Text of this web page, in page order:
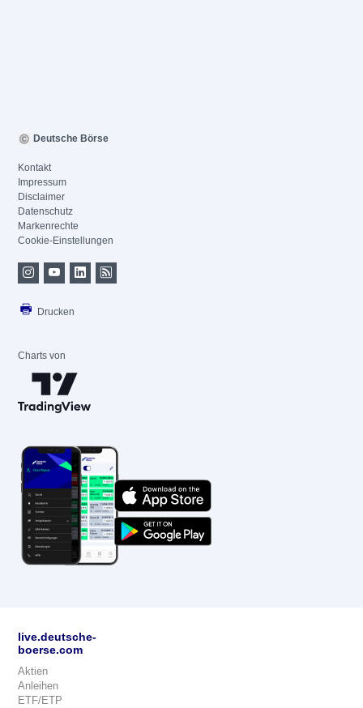
Deutsche Börse
Kontakt
Impressum
Disclaimer
Datenschutz
Markenrechte
Cookie-Einstellungen
Drucken
Charts von
live.deutsche-
boerse.com
Aktien
Anleihen
ETF/ETP